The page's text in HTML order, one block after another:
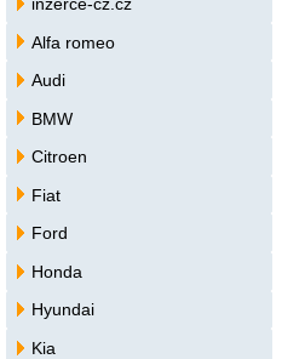
Alfa romeo
Audi
BMW
Citroen
Fiat
Ford
Honda
Hyundai
Kia